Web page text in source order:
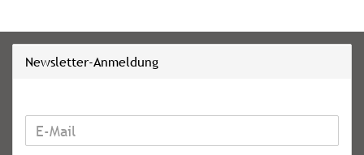
Newsletter-Anmeldung
WEITER
ZUR
E-